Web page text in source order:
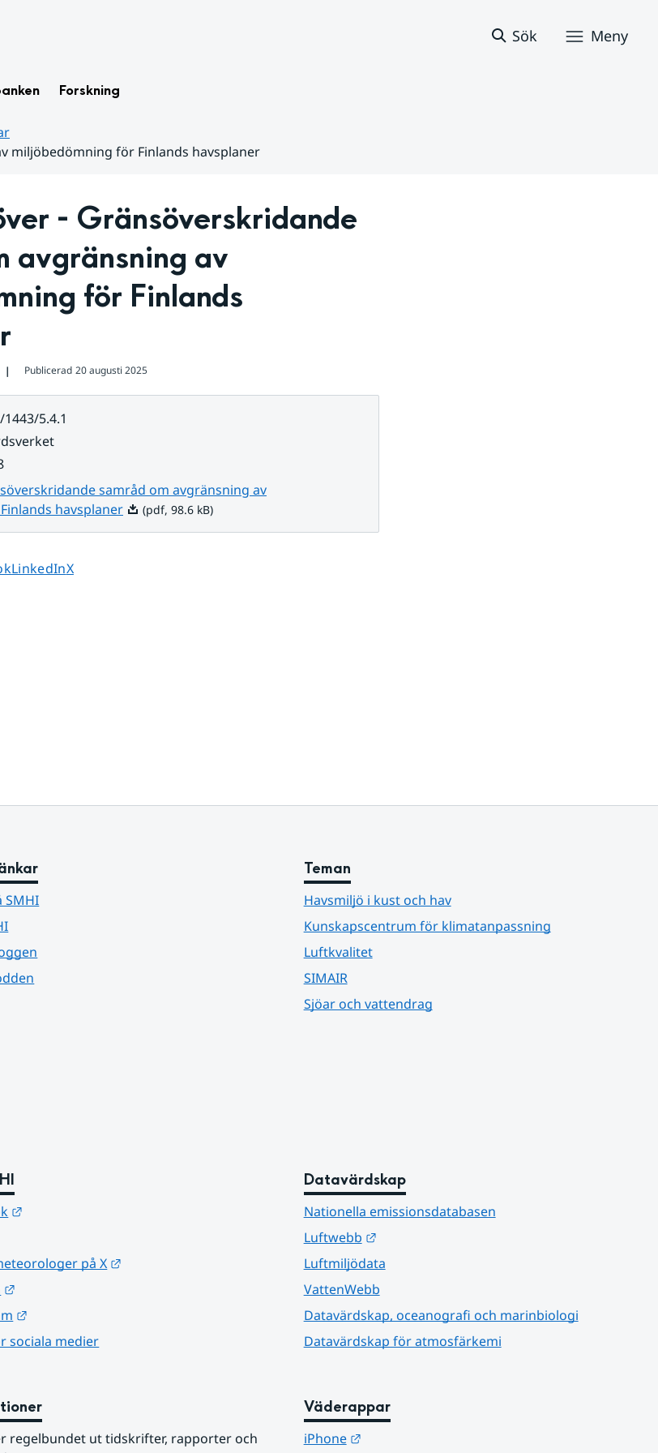
Sök Meny
Forskning
miljöbedömning för Finlands havsplaner
- Gränsöverskridande
avgränsning av
för Finlands
❘ Publicerad 20 augusti 2025
5.4.1
samråd om avgränsning av
havsplanerPdf, 98.6 kB.
(pdf, 98.6 kB)
på
Dela sidan på
LinkedInDela sidan på
X
SMHI
Teman
Havsmiljö i kust och hav
Kunskapscentrum för klimatanpassning
Luftkvalitet
SIMAIR
Sjöar och vattendrag
på X
sociala medier
Datavärdskap
Nationella emissionsdatabasen
Luftwebb
Länk till annan webbplats.
Luftmiljödata
VattenWebb
Datavärdskap, oceanografi och marinbiologi
Datavärdskap för atmosfärkemi
regelbundet ut tidskrifter, rapporter och
Väderappar
iPhone Länk till annan webbplats.